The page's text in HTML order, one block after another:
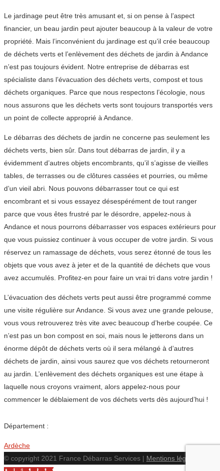
Le jardinage peut être très amusant et, si on pense à l’aspect
financier, un beau jardin peut ajouter beaucoup à la valeur de votre
propriété. Mais l’inconvénient du jardinage est qu’il crée beaucoup
de déchets verts et l’enlèvement des déchets de jardin à Andance
n’est pas toujours évident. Notre entreprise de débarras est
spécialiste dans l’évacuation des déchets verts, compost et tous
déchets organiques. Parce que nous respectons l’écologie, nous
nous assurons que les déchets verts sont toujours transportés vers
un point de collecte approprié à Andance.
Le débarras des déchets de jardin ne concerne pas seulement les
déchets verts, bien sûr. Dans tout débarras de jardin, il y a
évidemment d’autres objets encombrants, qu’il s’agisse de vieilles
tables, de terrasses ou de clôtures cassées et pourries, ou même
d’un vieil abri. Nous pouvons débarrasser tout ce qui est
encombrant et si vous essayez désespérément de tout ranger
parce que vous êtes frustré par le désordre, appelez-nous à
Andance et nous pourrons débarrasser vos espaces extérieurs pour
que vous puissiez continuer à vous occuper de votre jardin. Si vous
réservez un ramassage de déchets, vous serez étonné de tous les
objets que vous avez à jeter et de la quantité de déchets que vous
avez accumulés. Profitez-en pour faire un vrai tri dans votre jardin !
L’évacuation des déchets verts peut aussi être programmé comme
une visite régulière sur Andance. Si vous avez une grande pelouse,
vous vous retrouverez très vite avec beaucoup d’herbe coupée. Ce
n’est pas un bon compost en soi, mais nous le jetterons dans un
énorme dépôt de déchets verts où il sera mélangé à d’autres
déchets de jardin, ainsi vous saurez que vos déchets retourneront
au jardin. L’enlèvement des déchets organiques est une étape à
laquelle nous croyons vraiment, alors appelez-nous pour
commencer le déblaiement de vos déchets verts dès aujourd’hui !
Département :
Ardèche
© copyright 2021 France Débarras Services | Mentions légales